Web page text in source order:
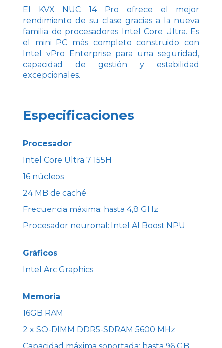
El KVX NUC 14 Pro ofrece el mejor
rendimiento de su clase gracias a la nueva
familia de procesadores Intel Core Ultra. Es
el mini PC más completo construido con
Intel vPro Enterprise para una seguridad,
capacidad de gestión y estabilidad
excepcionales.
Especificaciones
Procesador
Intel Core Ultra 7 155H
16 núcleos
24 MB de caché
Frecuencia máxima: hasta 4,8 GHz
Procesador neuronal: Intel AI Boost NPU
Gráficos
Intel Arc Graphics
Memoria
16GB RAM
2 x SO-DIMM DDR5-SDRAM 5600 MHz
Capacidad máxima soportada: hasta 96 GB